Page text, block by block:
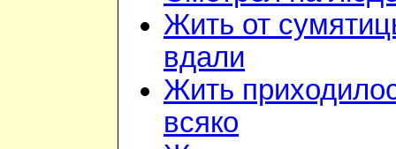
Жить от
вдали
Жить
всяко